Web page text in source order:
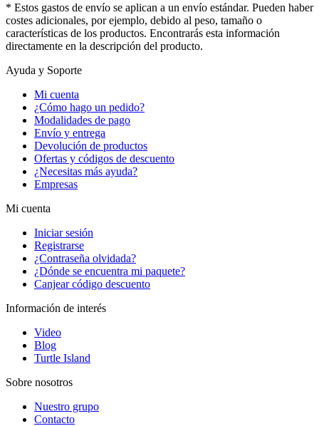
* Estos gastos de envío se aplican a un envío estándar. Pueden haber
costes adicionales, por ejemplo, debido al peso, tamaño o
características de los productos. Encontrarás esta información
directamente en la descripción del producto.
Ayuda y Soporte
Mi cuenta
¿Cómo hago un pedido?
Modalidades de pago
Envío y entrega
Devolución de productos
Ofertas y códigos de descuento
¿Necesitas más ayuda?
Empresas
Mi cuenta
Iniciar sesión
Registrarse
¿Contraseña olvidada?
¿Dónde se encuentra mi paquete?
Canjear código descuento
Información de interés
Video
Blog
Turtle Island
Sobre nosotros
Nuestro grupo
Contacto